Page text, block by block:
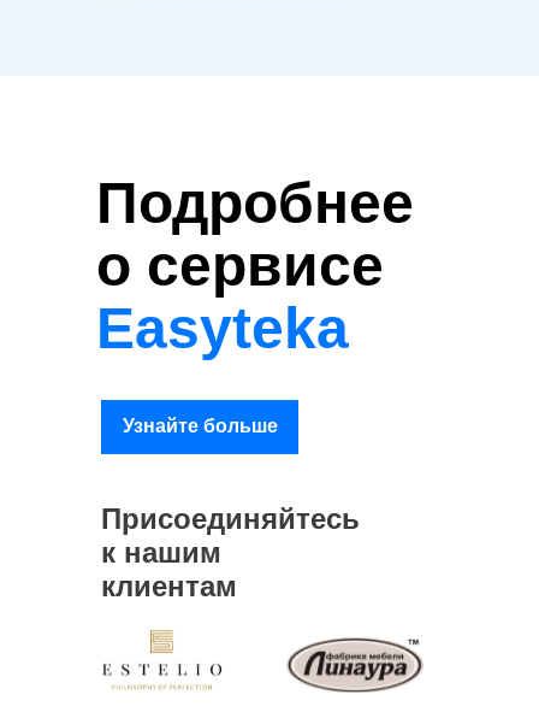
Подробнее
о сервисе
Easyteka
Узнайте больше
Присоединяйтесь
к нашим
клиентам